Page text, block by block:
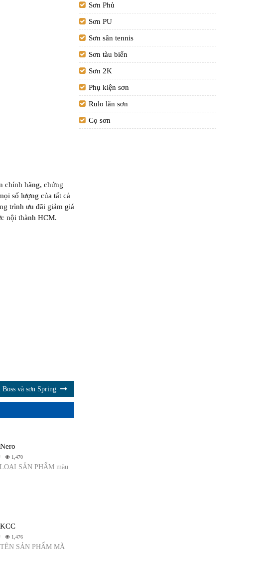
chính hãng, chứng
số lượng của tất cả
trình ưu đãi giảm giá
nội thành HCM.
Boss và sơn Spring
1,470
SẢN PHẨM màu
1,476
SẢN PHẨM MÃ
Sơn Phủ
Sơn PU
Sơn sân tennis
Sơn tàu biển
Sơn 2K
Phụ kiện sơn
Rulo lăn sơn
Cọ sơn